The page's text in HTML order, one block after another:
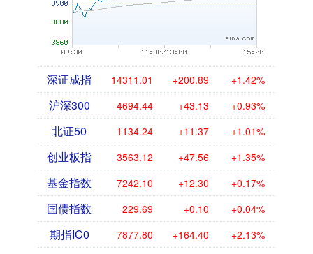
深证成指 14311.01 +200.89 +1.42%
沪深300 4694.44 +43.13 +0.93%
北证50 1134.24 +11.37 +1.01%
创业板指 3563.12 +47.56 +1.35%
基金指数 7242.10 +12.30 +0.17%
国债指数 229.69 +0.10 +0.04%
期指IC0 7877.80 +164.40 +2.13%